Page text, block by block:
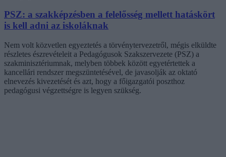
PSZ: a szakképzésben a felelősség mellett hatáskört
is kell adni az iskoláknak
Nem volt közvetlen egyeztetés a törvénytervezetről, mégis elküldte
részletes észrevételeit a Pedagógusok Szakszervezete (PSZ) a
szakminisztériumnak, melyben többek között egyetértettek a
kancellári rendszer megszüntetésével, de javasolják az oktató
elnevezés kivezetését és azt, hogy a főigazgatói poszthoz
pedagógusi végzettségre is legyen szükség.